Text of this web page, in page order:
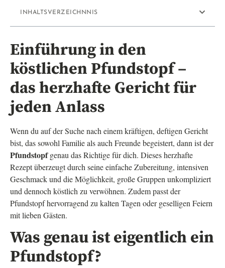
INHALTSVERZEICHNNIS
Einführung in den
köstlichen Pfundstopf –
das herzhafte Gericht für
jeden Anlass
Wenn du auf der Suche nach einem kräftigen, deftigen Gericht
bist, das sowohl Familie als auch Freunde begeistert, dann ist der
Pfundstopfgenau das Richtige für dich. Dieses herzhafte
Rezept überzeugt durch seine einfache Zubereitung, intensiven
Geschmack und die Möglichkeit, große Gruppen unkompliziert
und dennoch köstlich zu verwöhnen. Zudem passt der
Pfundstopf hervorragend zu kalten Tagen oder geselligen Feiern
mit lieben Gästen.
Was genau ist eigentlich ein
Pfundstopf?